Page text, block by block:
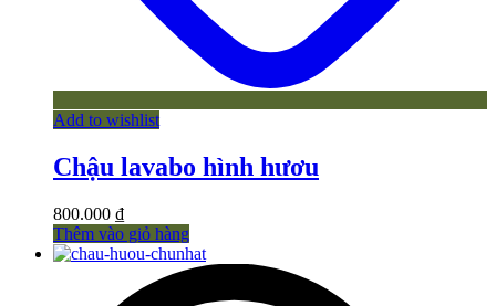
Add to wishlist
Chậu lavabo hình hươu
800.000 ₫
Thêm vào giỏ hàng